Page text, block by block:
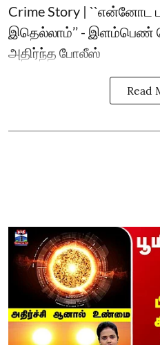
Crime Story | ``என்னோட
இதெல்லாம்’’ -
அதிர்ந்த போலீஸ்
Read